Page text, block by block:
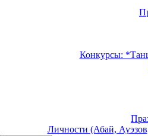
Конкурсы:
Личности (Абай,